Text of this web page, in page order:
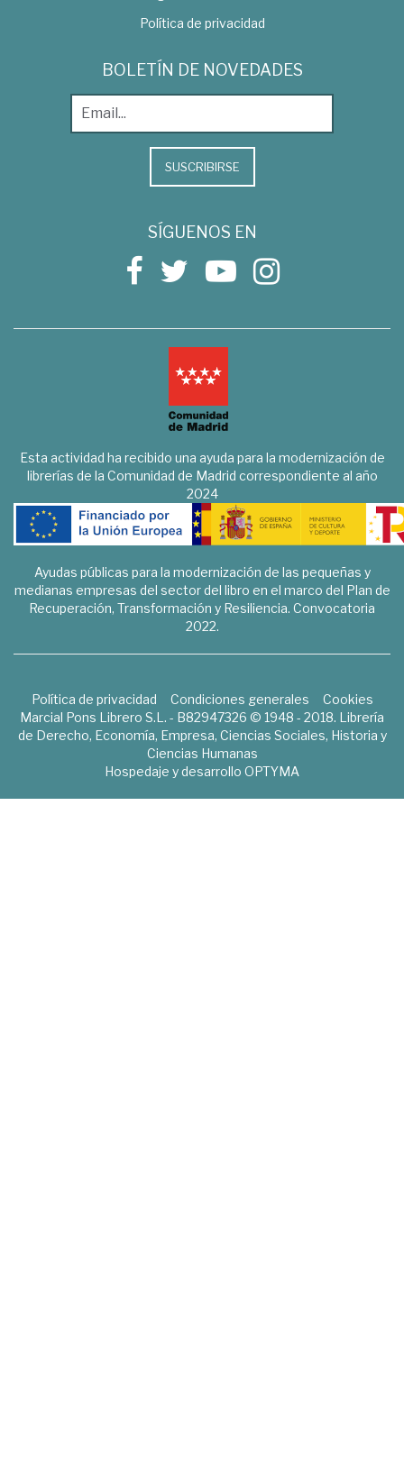
Política de privacidad
BOLETÍN DE NOVEDADES
SUSCRIBIRSE
SÍGUENOS EN
Esta actividad ha recibido una ayuda para la modernización de
librerías de la Comunidad de Madrid correspondiente al año
2024
Ayudas públicas para la modernización de las pequeñas y
medianas empresas del sector del libro en el marco del Plan de
Recuperación, Transformación y Resiliencia. Convocatoria
2022.
Política de privacidad Condiciones generales
Cookies
Marcial Pons Librero S.L. - B82947326 © 1948 - 2018. Librería
de Derecho, Economía, Empresa, Ciencias Sociales, Historia y
Ciencias Humanas
Hospedaje y desarrollo OPTYMA